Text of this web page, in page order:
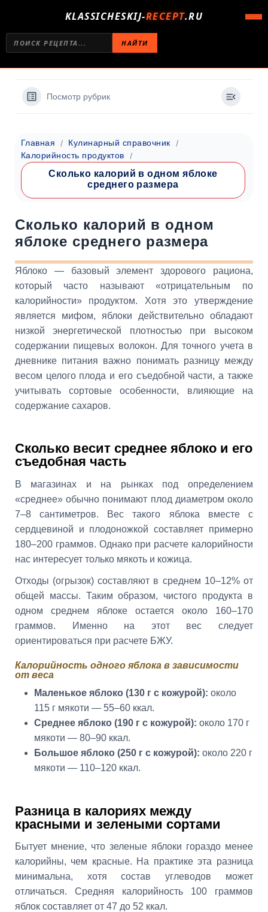
KLASSICHESKIJ-RECEPT.RU
НАЙТИ
Посмотр рубрик
Главная
Кулинарный справочник
Калорийность продуктов
Сколько калорий в одном яблоке
среднего размера
Сколько калорий в одном
яблоке среднего размера
Яблоко — базовый элемент здорового рациона,
который часто называют «отрицательным по
калорийности» продуктом. Хотя это утверждение
является мифом, яблоки действительно обладают
низкой энергетической плотностью при высоком
содержании пищевых волокон. Для точного учета в
дневнике питания важно понимать разницу между
весом целого плода и его съедобной части, а также
учитывать сортовые особенности, влияющие на
содержание сахаров.
Сколько весит среднее яблоко и его
съедобная часть
В магазинах и на рынках под определением
«среднее» обычно понимают плод диаметром около
7–8 сантиметров. Вес такого яблока вместе с
сердцевиной и плодоножкой составляет примерно
180–200 граммов. Однако при расчете калорийности
нас интересует только мякоть и кожица.
Отходы (огрызок) составляют в среднем 10–12% от
общей массы. Таким образом, чистого продукта в
одном среднем яблоке остается около 160–170
граммов. Именно на этот вес следует
ориентироваться при расчете БЖУ.
Калорийность одного яблока в зависимости
от веса
Маленькое яблоко (130 г с кожурой): около
115 г мякоти — 55–60 ккал.
Среднее яблоко (190 г с кожурой): около 170 г
мякоти — 80–90 ккал.
Большое яблоко (250 г с кожурой): около 220 г
мякоти — 110–120 ккал.
Разница в калориях между
красными и зелеными сортами
Бытует мнение, что зеленые яблоки гораздо менее
калорийны, чем красные. На практике эта разница
минимальна, хотя состав углеводов может
отличаться. Средняя калорийность 100 граммов
яблок составляет от 47 до 52 ккал.